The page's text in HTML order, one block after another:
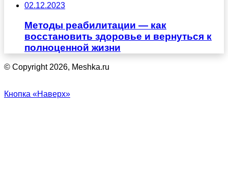
02.12.2023
Методы реабилитации — как
восстановить здоровье и вернуться к
полноценной жизни
© Copyright 2026, Meshka.ru
Кнопка «Наверх»